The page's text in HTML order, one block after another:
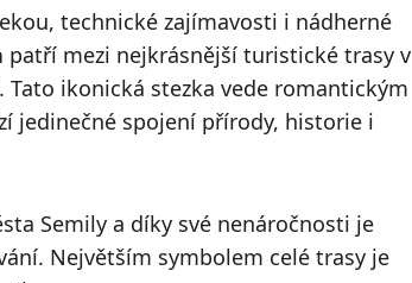
technické zajímavosti i nádherné
patří mezi nejkrásnější turistické trasy v
ikonická stezka vede romantickým
jedinečné spojení přírody, historie i
Semily a díky své nenáročnosti je
Největším symbolem celé trasy je